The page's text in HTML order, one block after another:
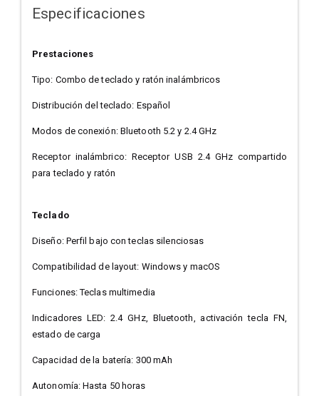
Especificaciones
Prestaciones
Tipo: Combo de teclado y ratón inalámbricos
Distribución del teclado: Español
Modos de conexión: Bluetooth 5.2 y 2.4 GHz
Receptor inalámbrico: Receptor USB 2.4 GHz compartido
para teclado y ratón
Teclado
Diseño: Perfil bajo con teclas silenciosas
Compatibilidad de layout: Windows y macOS
Funciones: Teclas multimedia
Indicadores LED: 2.4 GHz, Bluetooth, activación tecla FN,
estado de carga
Capacidad de la batería: 300 mAh
Autonomía: Hasta 50 horas